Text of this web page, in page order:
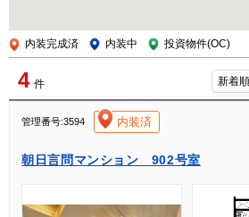
内装完成済 内装中 投資物件(OC)
4 件
管理番号:3594 内装済
朝日言問マンション 902号室
[004]